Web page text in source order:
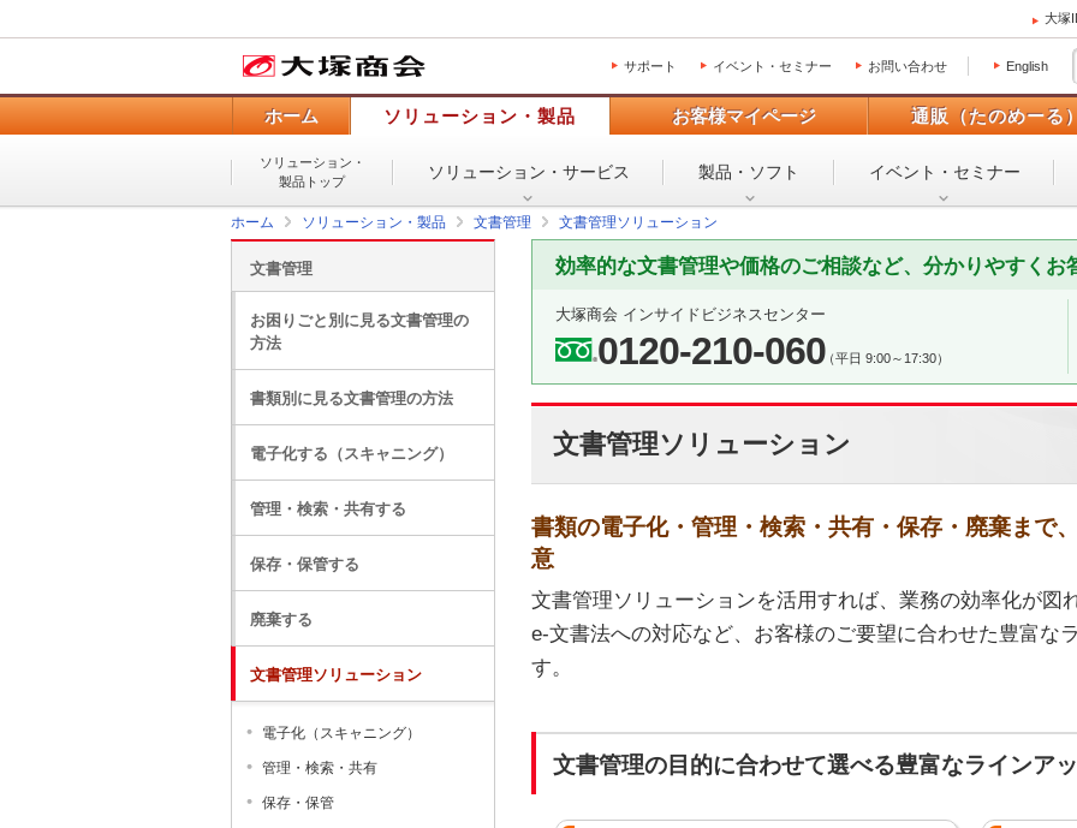
大塚
サポート イベント・セミナー お問い合わせ English
ホーム ソリューション・製品 お客様マイページ 通販（たのめーる）
ソリューション・
製品トップ
ソリューション・ サービス 製品・ソフト イベント・ セミナー
ホーム ソリューション・製品 文書管理 文書管理ソリューション
効率的な文書管理や価格のご相談など、分かりやすくお
大塚商会 インサイドビジネスセンター
0120-210-060（平日 9:00～17:30）
文書管理ソリューション
書類の電子化・管理・検索・共有・保存・廃棄まで
意
文書管理ソリューションを活用すれば、業務の効率化が図
e-文書法への対応など、お客様のご要望に合わせた豊富な
す。
文書管理の目的に合わせて選べる豊富なラインア
文書管理
お困りごと別に見る文書管理の
方法
書類別に見る文書管理の方法
電子化する（スキャニング）
管理・検索・共有する
保存・保管する
廃棄する
文書管理ソリューション
電子化（スキャニング）
管理・検索・共有
保存・保管